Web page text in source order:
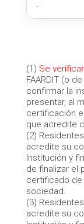
-
(1) Se
FAARDIT (o
confirmar la
presentar, al
certificación
que acredite
(2)
acredite su
Institución y
de finalizar el
certificado de
sociedad.
(3)
acredite su